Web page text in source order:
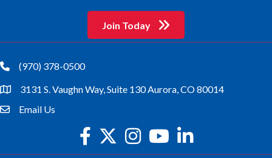
Join Today
phone(970) 378-0500
location3131 S. Vaughn Way, Suite 130 Aurora, CO 80014
emailEmail Us
facebook
twitterInstagramyoutube